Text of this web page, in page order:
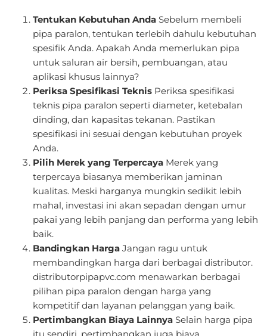
Tentukan Kebutuhan Anda Sebelum membeli
pipa paralon, tentukan terlebih dahulu kebutuhan
spesifik Anda. Apakah Anda memerlukan pipa
untuk saluran air bersih, pembuangan, atau
aplikasi khusus lainnya?
Periksa Spesifikasi Teknis Periksa spesifikasi
teknis pipa paralon seperti diameter, ketebalan
dinding, dan kapasitas tekanan. Pastikan
spesifikasi ini sesuai dengan kebutuhan proyek
Anda.
Pilih Merek yang Terpercaya Merek yang
terpercaya biasanya memberikan jaminan
kualitas. Meski harganya mungkin sedikit lebih
mahal, investasi ini akan sepadan dengan umur
pakai yang lebih panjang dan performa yang lebih
baik.
Bandingkan Harga Jangan ragu untuk
membandingkan harga dari berbagai distributor.
distributorpipapvc.com menawarkan berbagai
pilihan pipa paralon dengan harga yang
kompetitif dan layanan pelanggan yang baik.
Pertimbangkan Biaya Lainnya Selain harga pipa
itu sendiri, pertimbangkan juga biaya